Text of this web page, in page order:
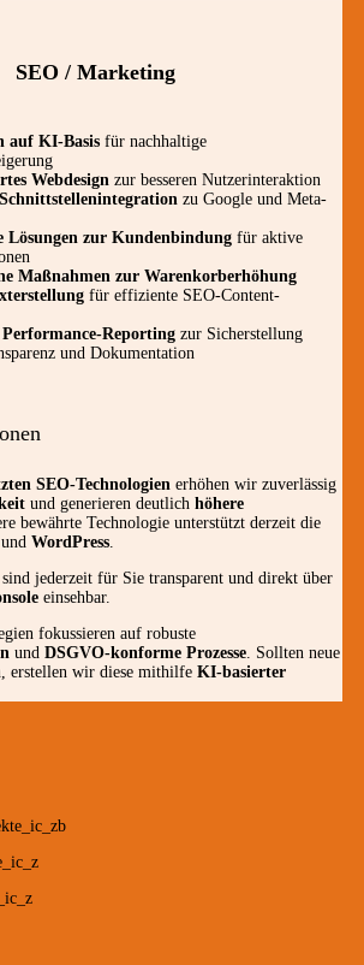
SEO / Marketing
auf KI-Basis für nachhaltige
Webdesign zur besseren Nutzerinteraktion
zu Google und Meta-
Lösungen zur Kundenbindung für aktive
Maßnahmen zur Warenkorberhöhung
für effiziente SEO-Content-
Reporting zur Sicherstellung
und Dokumentation
SEO-Technologien erhöhen wir zuverlässig
und generieren deutlich höhere
bewährte Technologie unterstützt derzeit die
und WordPress.
sind jederzeit für Sie transparent und direkt über
einsehbar.
fokussieren auf robuste
und DSGVO-konforme Prozesse. Sollten neue
erstellen wir diese mithilfe KI-basierter